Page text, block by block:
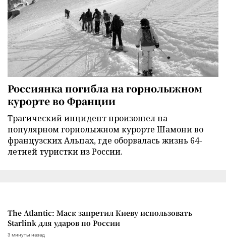
Россиянка погибла на горнолыжном
курорте во Франции
Трагический инцидент произошел на
популярном горнолыжном курорте Шамони во
французских Альпах, где оборвалась жизнь 64-
летней туристки из России.
The Atlantic: Маск запретил Киеву использовать
Starlink для ударов по России
3 минуты назад